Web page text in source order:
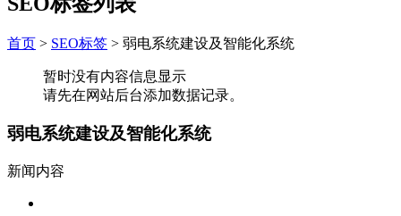
首页 > SEO标签 > 弱电系统建设及智能化系统
暂时没有内容信息显示
请先在网站后台添加数据记录。
弱电系统建设及智能化系统
新闻内容